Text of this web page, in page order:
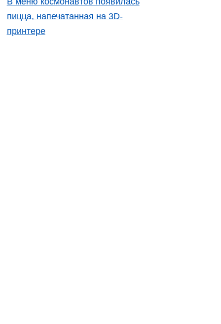
пицца, напечатанная на 3D-
принтере